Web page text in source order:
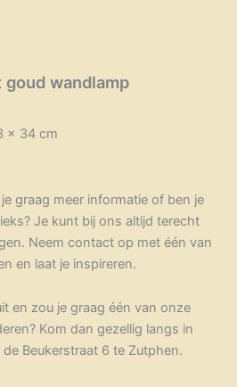
wandlamp
x 34 cm
graag meer informatie of ben je
Je kunt bij ons altijd terecht
Neem contact op met één van
en laat je inspireren.
en zou je graag één van onze
Kom dan gezellig langs in
Beukerstraat 6 te Zutphen.